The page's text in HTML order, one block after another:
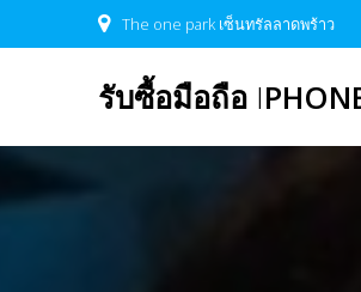
to
The one park เซ็นทรัลลาดพร้าว
รับซื้อมือถือ I